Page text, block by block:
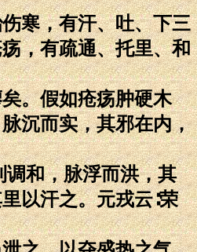
寒，有汗、吐、下三
，有疏通、托里、和
。假如疮疡肿硬木
沉而实，其邪在内，
调和，脉浮而洪，其
以汗之。元戎云∶荣